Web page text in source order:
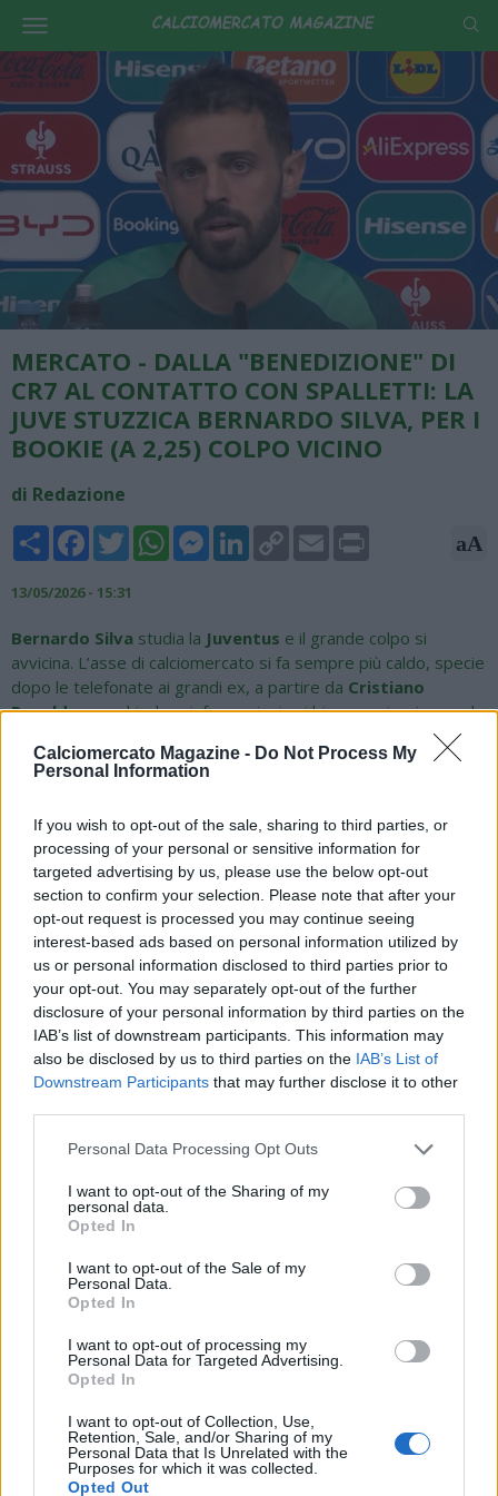
Calciomercato Magazine - Do Not Process My
Personal Information
If you wish to opt-out of the sale, sharing to third parties, or
processing of your personal or sensitive information for
targeted advertising by us, please use the below opt-out
section to confirm your selection. Please note that after your
opt-out request is processed you may continue seeing
interest-based ads based on personal information utilized by
us or personal information disclosed to third parties prior to
your opt-out. You may separately opt-out of the further
disclosure of your personal information by third parties on the
IAB’s list of downstream participants. This information may
also be disclosed by us to third parties on the IAB’s List of
Downstream Participants that may further disclose it to other
Personal Data Processing Opt Outs
I want to opt-out of the Sharing of my
personal data.
Opted In
I want to opt-out of the Sale of my
Personal Data.
Opted In
I want to opt-out of processing my
Personal Data for Targeted Advertising.
Opted In
I want to opt-out of Collection, Use,
Retention, Sale, and/or Sharing of my
Personal Data that Is Unrelated with the
Purposes for which it was collected.
Opted Out
MERCATO - DALLA "BENEDIZIONE" DI
CR7 AL CONTATTO CON SPALLETTI: LA
JUVE STUZZICA BERNARDO SILVA, PER I
BOOKIE (A 2,25) COLPO VICINO
di Redazione
Share FacebookTwitterWhatsAppMessengerLinkedInCopy
Link
Email aA
13/05/2026 - 15:31
Bernardo Silva studia la Juventus e il grande colpo si
avvicina. L’asse di calciomercato si fa sempre più caldo, specie
dopo le telefonate ai grandi ex, a partire da Cristiano
Ronaldo, per chiedere informazioni sui bianconeri e ricevendo
Agipronews, secondo i betting analyst diSisaleSnai
rende
più concreta la possibilità che si concretizzi il trasferimento,
centrocampista portoghese è in cima alla lista dei desideri di
Luciano Spalletti; lo stesso tecnico della Juve, infatti, aveva
avuto un colloquio telefonico con Bernardo Silva, e anche
anche pochi giorni fa ha ribadito la necessità di avere un
fantasista con le sue caratteristiche e la sua visione di gioco.
La Juventus studia Bernardo Silva, e Bernardo Silva studia la
Juventus: un colpo che diventa sempre più concreto.
VAI ALLA VERSIONE CLASSICA
Il materiale (testo, foto e video) consultabile in questo portale è di nostra proprietà.